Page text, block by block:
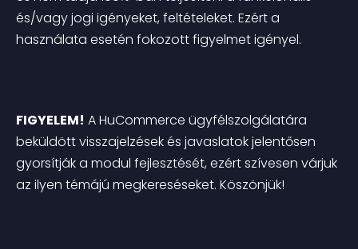
és/vagy jogi igényeket, feltételeket. Ezért a
használata esetén fokozott figyelmet igényel.
FIGYELEM! A HuCommerce ügyfélszolgálatára
beküldött visszajelzések és javaslatok jelentősen
gyorsítják a modul fejlesztését, ezért szívesen várjuk
az ilyen témájú megkereséseket. Köszönjük!